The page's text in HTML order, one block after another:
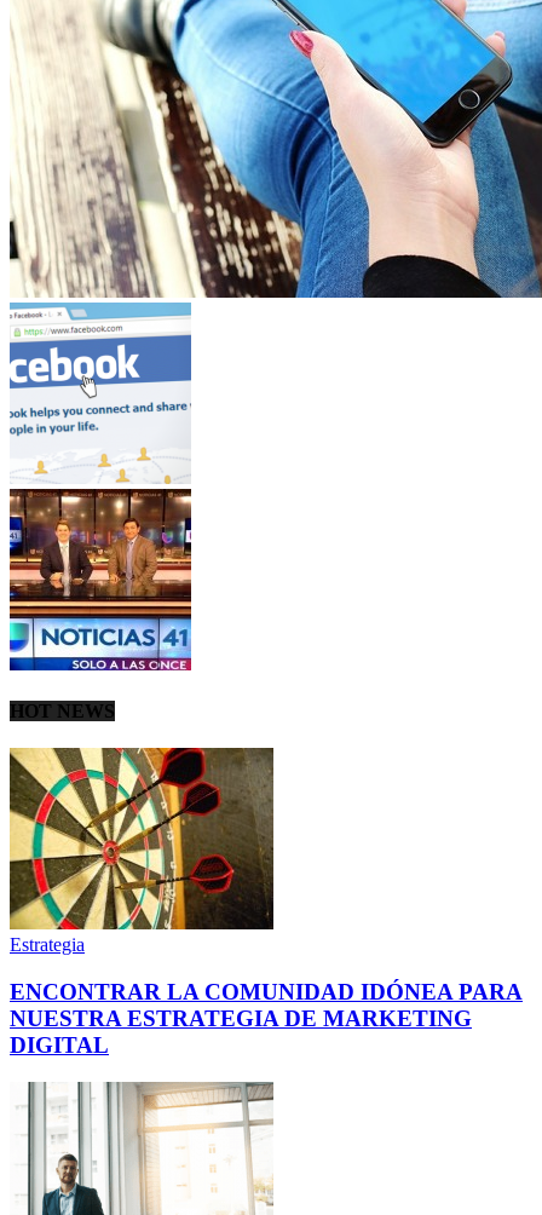
HOT NEWS
Estrategia
ENCONTRAR LA COMUNIDAD IDÓNEA PARA
NUESTRA ESTRATEGIA DE MARKETING
DIGITAL